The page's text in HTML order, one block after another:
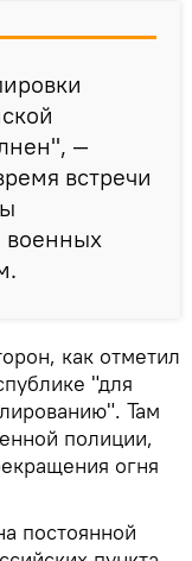
—
встречи
как отметил
"для
Там
полиции,
огня
постоянной